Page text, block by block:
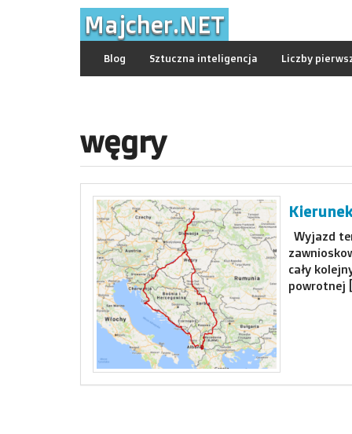
Majcher.NET
Blog Sztuczna inteligencja Liczby
węgry
Wyjazd
cały
powrotnej